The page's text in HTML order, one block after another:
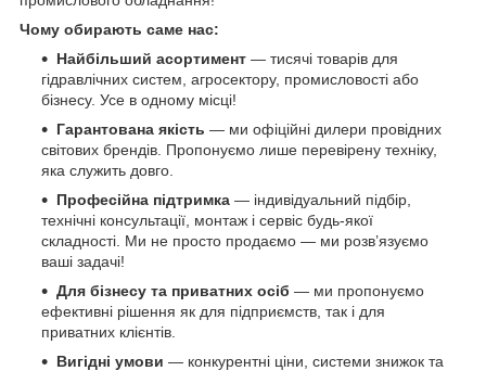
Чому обирають саме нас:
Найбільший асортимент — тисячі товарів для
гідравлічних систем, агросектору, промисловості або
бізнесу. Усе в одному місці!
Гарантована якість — ми офіційні дилери провідних
світових брендів. Пропонуємо лише перевірену техніку,
яка служить довго.
Професійна підтримка — індивідуальний підбір,
технічні консультації, монтаж і сервіс будь-якої
складності. Ми не просто продаємо — ми розв’язуємо
ваші задачі!
Для бізнесу та приватних осіб — ми пропонуємо
ефективні рішення як для підприємств, так і для
приватних клієнтів.
Вигідні умови — конкурентні ціни, системи знижок та